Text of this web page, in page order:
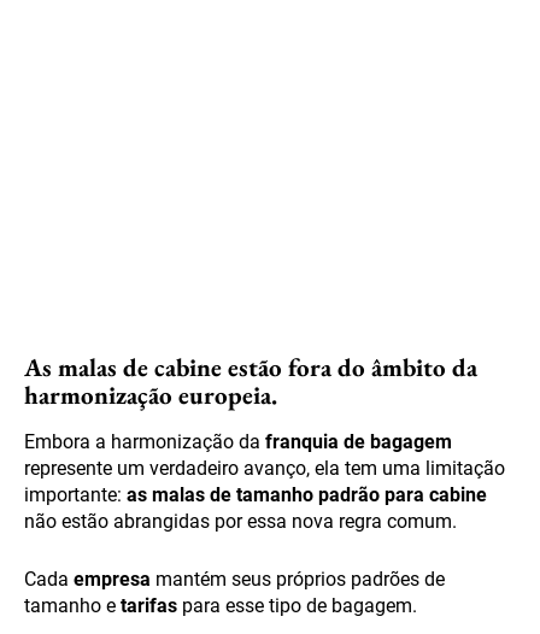
As malas de cabine estão fora do âmbito da
harmonização europeia.
Embora a harmonização da franquia de bagagem
represente um verdadeiro avanço, ela tem uma limitação
importante: as malas de tamanho padrão para cabine
não estão abrangidas por essa nova regra comum.
Cada empresa mantém seus próprios padrões de
tamanho e tarifas para esse tipo de bagagem.